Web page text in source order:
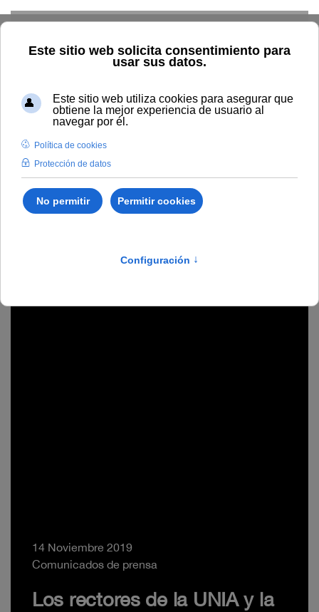
14 Noviembre 2019
Comunicados de prensa
Los rectores de la UNIA y la